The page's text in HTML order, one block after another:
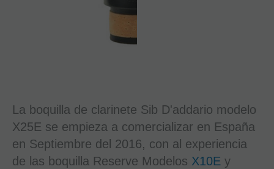
La boquilla de clarinete Sib D'addario modelo
X25E se empieza a comercializar en España
en Septiembre del 2016, con al experiencia
de las boquilla Reserve Modelos X10E y